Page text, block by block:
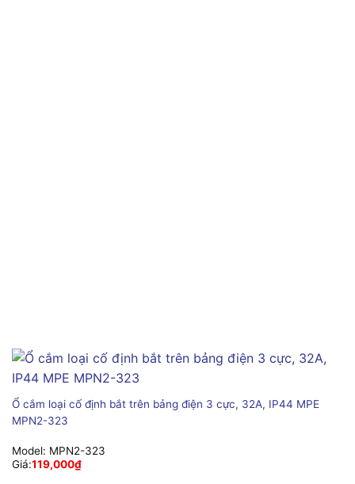
Ổ cắm loại cố định bắt trên bảng điện 3 cực, 32A, IP44 MPE
MPN2-323
Model: MPN2-323
Giá:119,000₫